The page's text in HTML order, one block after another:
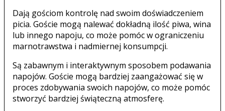
Dają gościom kontrolę nad swoim doświadczeniem
picia. Goście mogą nalewać dokładną ilość piwa, wina
lub innego napoju, co może pomóc w ograniczeniu
marnotrawstwa i nadmiernej konsumpcji.
Są zabawnym i interaktywnym sposobem podawania
napojów. Goście mogą bardziej zaangażować się w
proces zdobywania swoich napojów, co może pomóc
stworzyć bardziej świąteczną atmosferę.